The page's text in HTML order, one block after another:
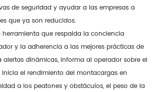
de seguridad y ayudar a las empresas a
que ya son reducidos.
herramienta que respalda la conciencia
y la adherencia a las mejores prácticas de
alertas dinámicas, informa al operador sobre el
el rendimiento del montacargas en
a los peatones y obstáculos, el peso de la